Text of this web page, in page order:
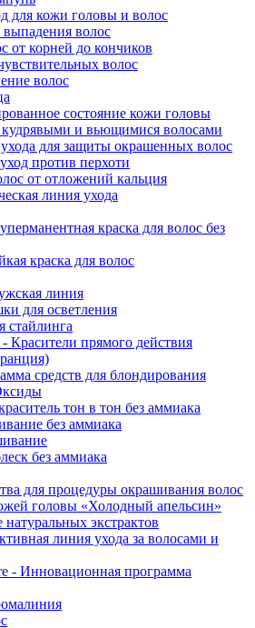
для кожи головы и волос
волос
от корней до кончиков
волос
волос
состояние кожи головы
кудрявыми и вьющимися волосами
для защиты окрашенных волос
против перхоти
от отложений кальция
линия ухода
краска для волос без
краска для волос
линия
для осветления
стайлинга
Красители прямого действия
средств для блондирования
тон в тон без аммиака
без аммиака
без аммиака
для процедуры окрашивания волос
головы «Холодный апельсин»
экстрактов
линия ухода за волосами и
- Инновационная программа